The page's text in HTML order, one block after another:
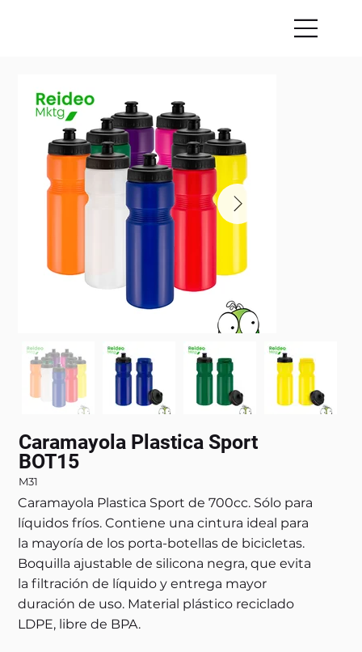
Caramayola Plastica Sport
BOT15
M31
Caramayola Plastica Sport de 700cc. Sólo para
líquidos fríos. Contiene una cintura ideal para
la mayoría de los porta-botellas de bicicletas.
Boquilla ajustable de silicona negra, que evita
la filtración de líquido y entrega mayor
duración de uso. Material plástico reciclado
LDPE, libre de BPA.